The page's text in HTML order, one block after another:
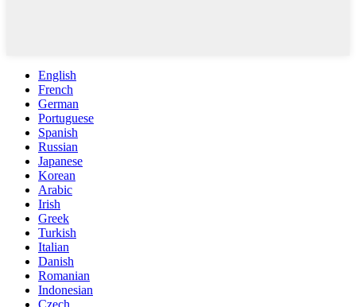
English
French
German
Portuguese
Spanish
Russian
Japanese
Korean
Arabic
Irish
Greek
Turkish
Italian
Danish
Romanian
Indonesian
Czech